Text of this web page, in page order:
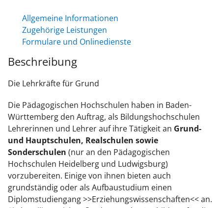
Allgemeine Informationen
Zugehörige Leistungen
Formulare und Onlinedienste
Beschreibung
Die Lehrkräfte für Grund
Die Pädagogischen Hochschulen haben in Baden-
Württemberg den Auftrag, als Bildungshochschulen
Lehrerinnen und Lehrer auf ihre Tätigkeit an Grund-
und Hauptschulen, Realschulen sowie
Sonderschulen (nur an den Pädagogischen
Hochschulen Heidelberg und Ludwigsburg)
vorzubereiten. Einige von ihnen bieten auch
grundständig oder als Aufbaustudium einen
Diplomstudiengang >>Erziehungswissenschaften<< an.